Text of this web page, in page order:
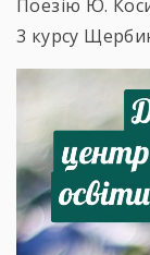
Поезію Ю.
3 курсу